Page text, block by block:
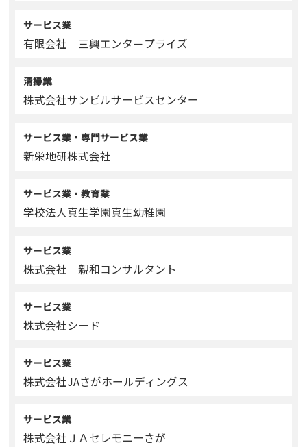
サービス業
有限会社 三興エンタ－プライズ
清掃業
株式会社サンビルサービスセンター
サービス業・専門サービス業
新栄地研株式会社
サービス業・教育業
学校法人真生学園真生幼稚園
サービス業
株式会社 親和コンサルタント
サービス業
株式会社シード
サービス業
株式会社JAさがホールディングス
サービス業
株式会社ＪＡセレモニーさが